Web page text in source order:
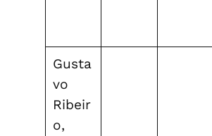
Gusta
vo
Ribeir
o,